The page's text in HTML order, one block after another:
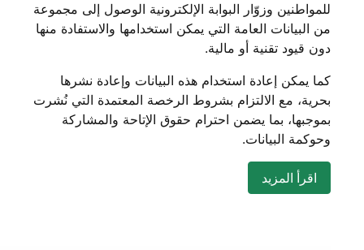
للمواطنين وزوّار البوابة الإلكترونية الوصول إلى مجموعة
من البيانات العامة التي يمكن استخدامها والاستفادة منها
دون قيود تقنية أو مالية.
كما يمكن إعادة استخدام هذه البيانات وإعادة نشرها
بحرية، مع الالتزام بشروط الرخصة المعتمدة التي نُشرت
بموجبها، بما يضمن احترام حقوق الإتاحة والمشاركة
وحوكمة البيانات.
اقرأ المزيد